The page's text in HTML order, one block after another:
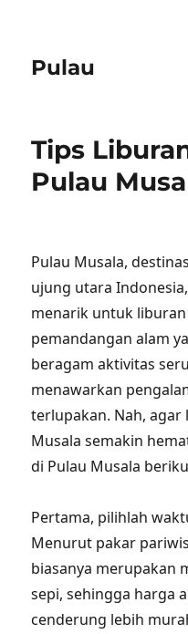
Pulau
Tips
Pulau
Pulau Musala,
ujung utara
menarik untuk
pemandangan alam
beragam aktivitas
menawarkan
terlupakan. Nah, agar
Musala semakin
di Pulau Musala
Pertama, pilihlah
Menurut pakar
biasanya merupakan
sepi, sehingga harga
cenderung lebih